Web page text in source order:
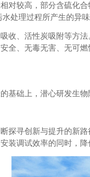
对较高，部分含硫化
处理过程所产生的异
收、活性炭吸附等方
全、无毒无害、无可
基础上，潜心研发生
探寻创新与提升的新
装调试效率的同时，